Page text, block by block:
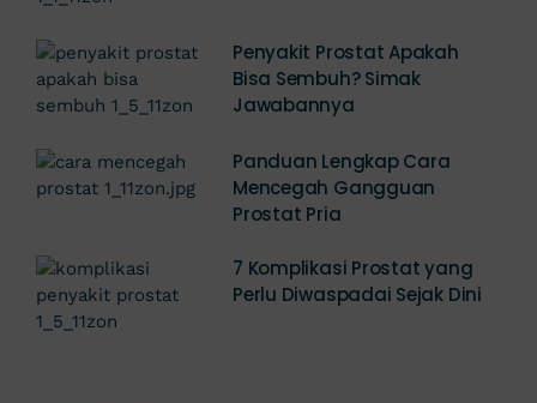
Penyakit Prostat Apakah
Bisa Sembuh? Simak
Jawabannya
Panduan Lengkap Cara
Mencegah Gangguan
Prostat Pria
7 Komplikasi Prostat yang
Perlu Diwaspadai Sejak Dini